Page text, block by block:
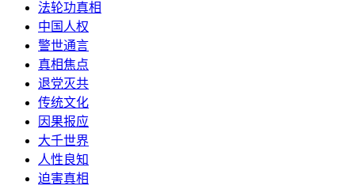
法轮功真相
中国人权
警世通言
真相焦点
退党灭共
传统文化
因果报应
大千世界
人性良知
迫害真相